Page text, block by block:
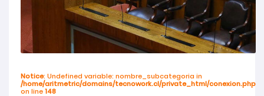
Notice: Undefined variable: nombre_subcategoria in
/home/aritmetric/domains/tecnowork.cl/private_html/conexion.php
on line148